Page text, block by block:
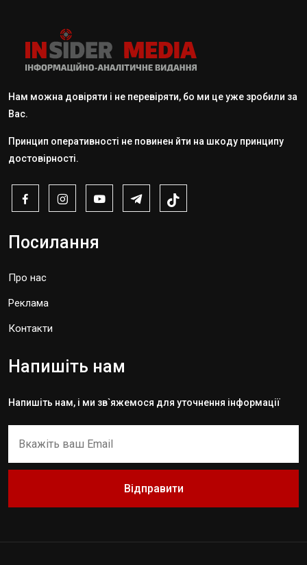
Нам можна довіряти і не перевіряти, бо ми це уже зробили за
Вас.
Принцип оперативності не повинен йти на шкоду принципу
достовірності.
Посилання
Про нас
Реклама
Контакти
Напишіть нам
Напишіть нам, і ми зв`яжемося для уточнення інформації
Відправити